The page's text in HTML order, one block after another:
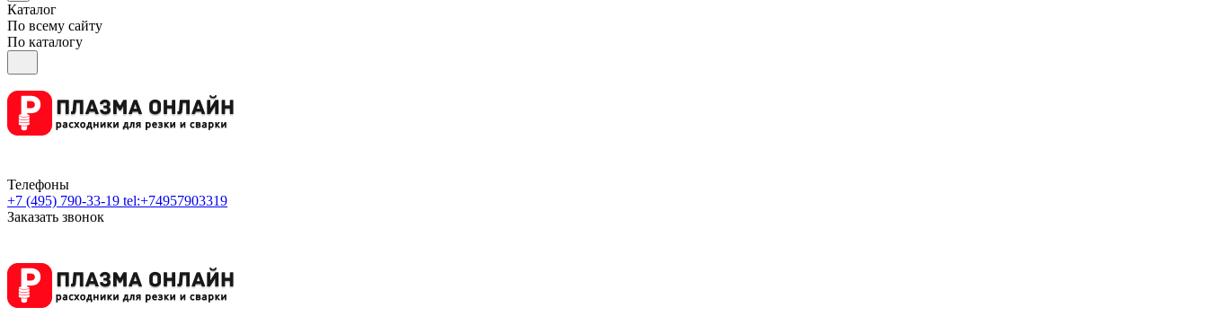
Каталог
По всему сайту
По каталогу
Телефоны
+7 (495) 790-33-19 tel:+74957903319
Заказать звонок